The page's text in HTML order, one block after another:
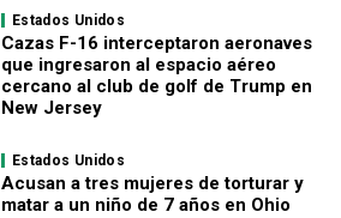
Estados Unidos
Cazas F-16 interceptaron aeronaves
que ingresaron al espacio aéreo
cercano al club de golf de Trump en
New Jersey
Estados Unidos
Acusan a tres mujeres de torturar y
matar a un niño de 7 años en Ohio